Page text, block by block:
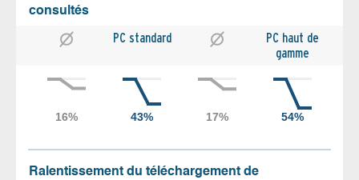
consultés
PC standard
PC haut de
gamme
Ralentissement du téléchargement de